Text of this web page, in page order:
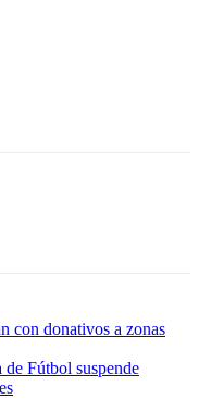
con donativos a zonas
de Fútbol suspende